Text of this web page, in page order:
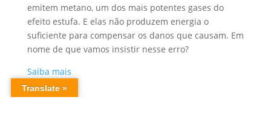
emitem metano, um dos mais potentes gases do
efeito estufa. E elas não produzem energia o
suficiente para compensar os danos que causam. Em
nome de que vamos insistir nesse erro?
Saiba mais